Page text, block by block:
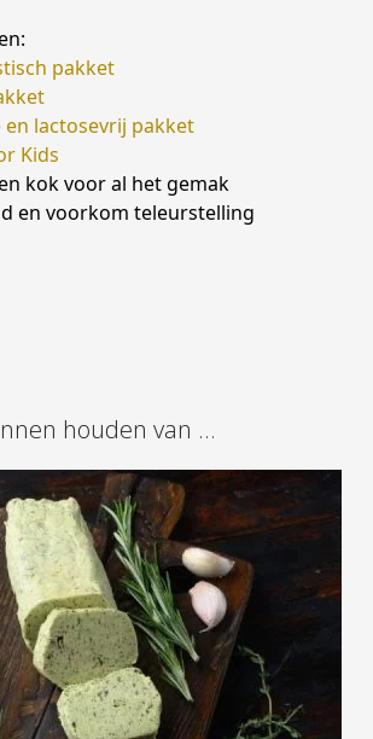
pakket
en lactosevrij pakket
Kids
kok voor al het gemak
en voorkom teleurstelling
houden van …